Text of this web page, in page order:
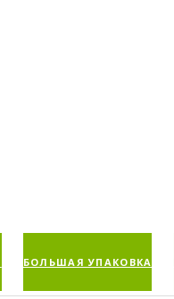
БОЛЬШАЯ УПАКОВКА